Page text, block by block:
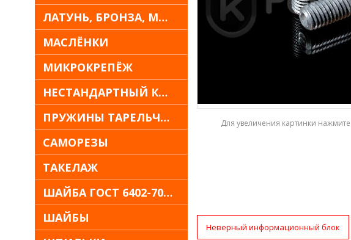
ЛАТУНЬ, БРОНЗА, МЕДЬ
МАСЛЁНКИ
МИКРОКРЕПЁЖ
НЕСТАНДАРТНЫЙ КРЕПЁЖ
ПРУЖИНЫ ТАРЕЛЬЧАТЫЕ
САМОРЕЗЫ
ТАКЕЛАЖ
ШАЙБА ГОСТ 6402-70 30Х13
ШАЙБЫ
Для увеличения картинки
Неверный информационный блок